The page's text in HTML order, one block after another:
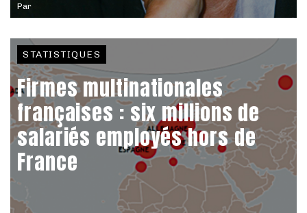
Par
STATISTIQUES
Firmes multinationales
françaises : six millions de
salariés employés hors de
France